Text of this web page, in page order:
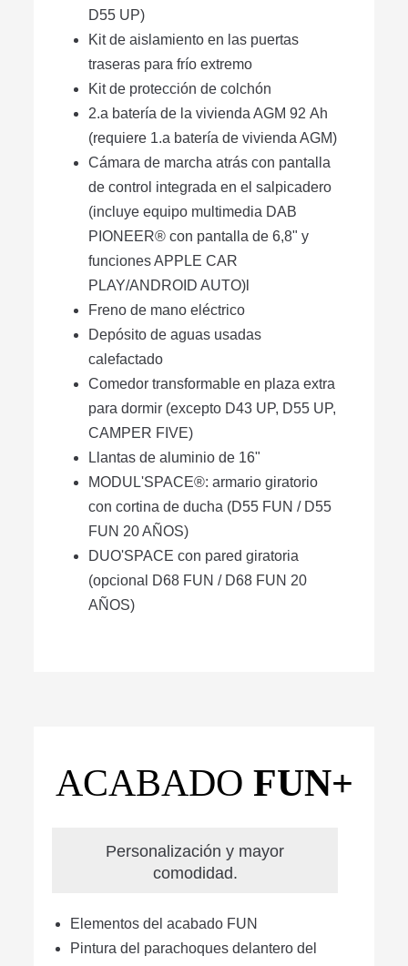
D55 UP)
Kit de aislamiento en las puertas
traseras para frío extremo
Kit de protección de colchón
2.a batería de la vivienda AGM 92 Ah
(requiere 1.a batería de vivienda AGM)
Cámara de marcha atrás con pantalla
de control integrada en el salpicadero
(incluye equipo multimedia DAB
PIONEER® con pantalla de 6,8" y
funciones APPLE CAR
PLAY/ANDROID AUTO)l
Freno de mano eléctrico
Depósito de aguas usadas
calefactado
Comedor transformable en plaza extra
para dormir (excepto D43 UP, D55 UP,
CAMPER FIVE)
Llantas de aluminio de 16"
MODUL'SPACE®: armario giratorio
con cortina de ducha (D55 FUN / D55
FUN 20 AÑOS)
DUO'SPACE con pared giratoria
(opcional D68 FUN / D68 FUN 20
AÑOS)
ACABADO FUN+
Personalización y mayor
comodidad.
Elementos del acabado FUN
Pintura del parachoques delantero del